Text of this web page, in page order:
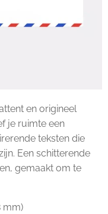
en origineel
je ruimte een
teksten die
Een schitterende
gemaakt om te
mm)